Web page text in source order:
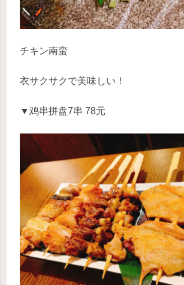
チキン南蛮
衣サクサクで美味しい！
▼鸡串拼盘7串 78元